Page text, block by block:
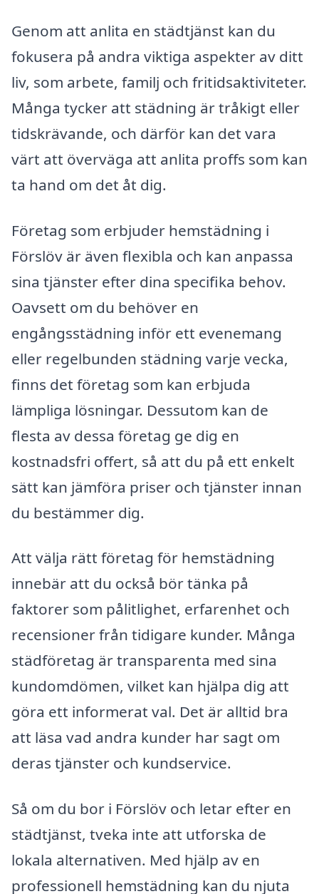
Genom att anlita en städtjänst kan du
fokusera på andra viktiga aspekter av ditt
liv, som arbete, familj och fritidsaktiviteter.
Många tycker att städning är tråkigt eller
tidskrävande, och därför kan det vara
värt att överväga att anlita proffs som kan
ta hand om det åt dig.
Företag som erbjuder hemstädning i
Förslöv är även flexibla och kan anpassa
sina tjänster efter dina specifika behov.
Oavsett om du behöver en
engångsstädning inför ett evenemang
eller regelbunden städning varje vecka,
finns det företag som kan erbjuda
lämpliga lösningar. Dessutom kan de
flesta av dessa företag ge dig en
kostnadsfri offert, så att du på ett enkelt
sätt kan jämföra priser och tjänster innan
du bestämmer dig.
Att välja rätt företag för hemstädning
innebär att du också bör tänka på
faktorer som pålitlighet, erfarenhet och
recensioner från tidigare kunder. Många
städföretag är transparenta med sina
kundomdömen, vilket kan hjälpa dig att
göra ett informerat val. Det är alltid bra
att läsa vad andra kunder har sagt om
deras tjänster och kundservice.
Så om du bor i Förslöv och letar efter en
städtjänst, tveka inte att utforska de
lokala alternativen. Med hjälp av en
professionell hemstädning kan du njuta